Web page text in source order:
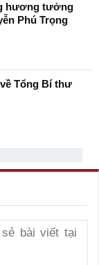
hương tưởng
Phú Trọng
Tổng Bí thư